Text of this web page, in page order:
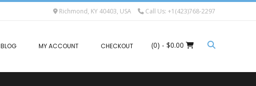
Richmond, KY 40403, USA Call Us: +1(423)768-2297
BLOG MY ACCOUNT CHECKOUT (0) - $0.00